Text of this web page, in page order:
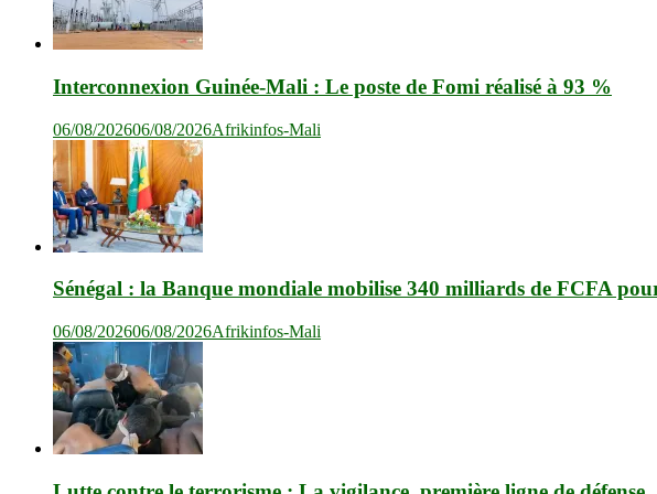
Interconnexion Guinée-Mali : Le poste de Fomi réalisé à 93 %
06/08/202606/08/2026Afrikinfos-Mali
Sénégal : la Banque mondiale mobilise 340 milliards de FCFA
06/08/202606/08/2026Afrikinfos-Mali